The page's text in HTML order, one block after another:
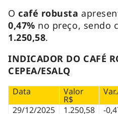
Ocafé robusta
0,47% no preço, sendo
1.250,58.
INDICADOR DO CAFÉ
CEPEA/ESALQ
Data Valor
R$
29/12/2025
1.250,58 -